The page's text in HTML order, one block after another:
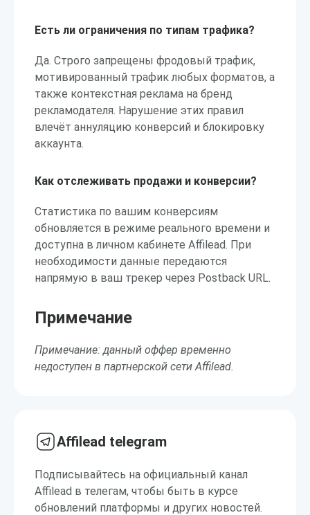
Есть ли ограничения по типам трафика?
Да. Строго запрещены фродовый трафик,
мотивированный трафик любых форматов, а
также контекстная реклама на бренд
рекламодателя. Нарушение этих правил
влечёт аннуляцию конверсий и блокировку
аккаунта.
Как отслеживать продажи и конверсии?
Статистика по вашим конверсиям
обновляется в режиме реального времени и
доступна в личном кабинете Affilead. При
необходимости данные передаются
напрямую в ваш трекер через Postback URL.
Примечание
Примечание: данный оффер временно
недоступен в партнерской сети Affilead.
Affilead telegram
Подписывайтесь на официальный канал
Affilead в телегам, чтобы быть в курсе
обновлений платформы и других новостей.